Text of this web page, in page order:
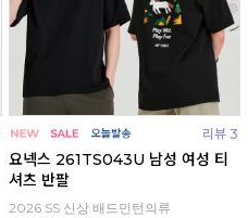
리뷰 3
요넥스 261TS043U 남성 여성 티
셔츠 반팔
2026 SS 신상 배드민턴의류